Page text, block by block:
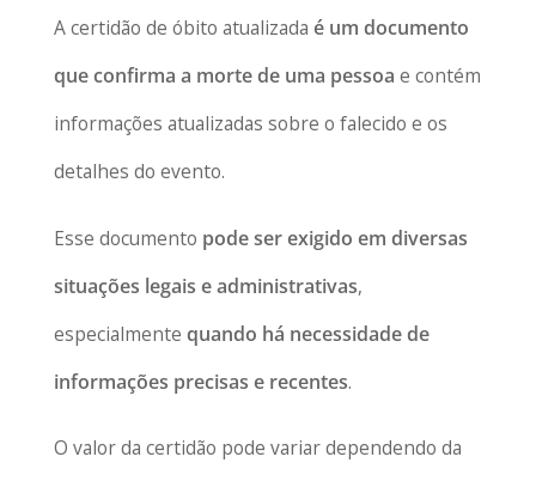
A certidão de óbito atualizada é um documento
que confirma a morte de uma pessoa e contém
informações atualizadas sobre o falecido e os
detalhes do evento.
Esse documento pode ser exigido em diversas
situações legais e administrativas,
especialmente quando há necessidade de
informações precisas e recentes.
O valor da certidão pode variar dependendo da